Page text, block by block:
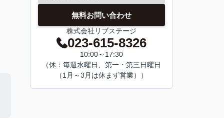
無料お問い合わせ
株式会社リブステージ
023-615-8326
10:00～17:30
（休：毎週水曜日、第一・第三日曜日
（1月～3月は休まず営業））